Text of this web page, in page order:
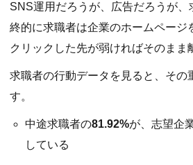
SNS運用だろうが、広告だろうが
終的に求職者は企業のホームページ
クリックした先が弱ければそのまま
求職者の行動データを見ると、その
す。
中途求職者の81.92%が、志望企
している